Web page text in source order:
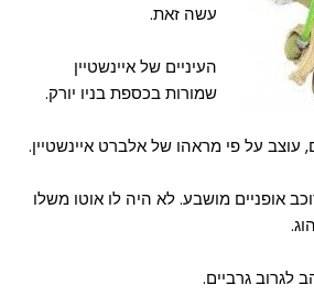
עשה זאת.
העיניים של איינשטיין
שמורות בכספת בניו יורק.
עוצב על פי מראהו של אלברט איינשטיין.
אופניים מושבע. לא היה לו אוטו משלו
לגרוב גרביים.